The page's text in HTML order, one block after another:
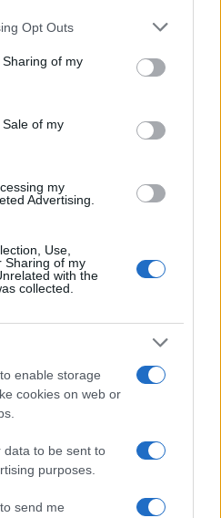
app uses one or more Google
behaviour. You may click to
and its third-party tags to
purposes in below Google
Opt Outs
of my
of my
my
Advertising.
Use,
Sharing of my
with the
collected.
enable storage
cookies on web or
data to be sent to
purposes.
send me
cuáles son…